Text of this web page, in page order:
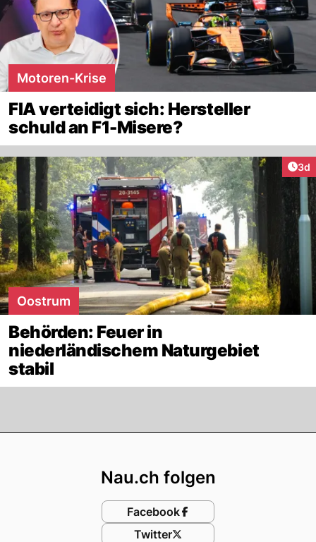
Motoren-Krise
FIA verteidigt sich: Hersteller
schuld an F1-Misere?
3d
Oostrum
Behörden: Feuer in
niederländischem Naturgebiet
stabil
Nau.ch folgen
Facebook
Twitter